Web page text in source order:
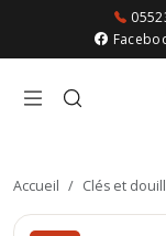
Accueil / Clés et